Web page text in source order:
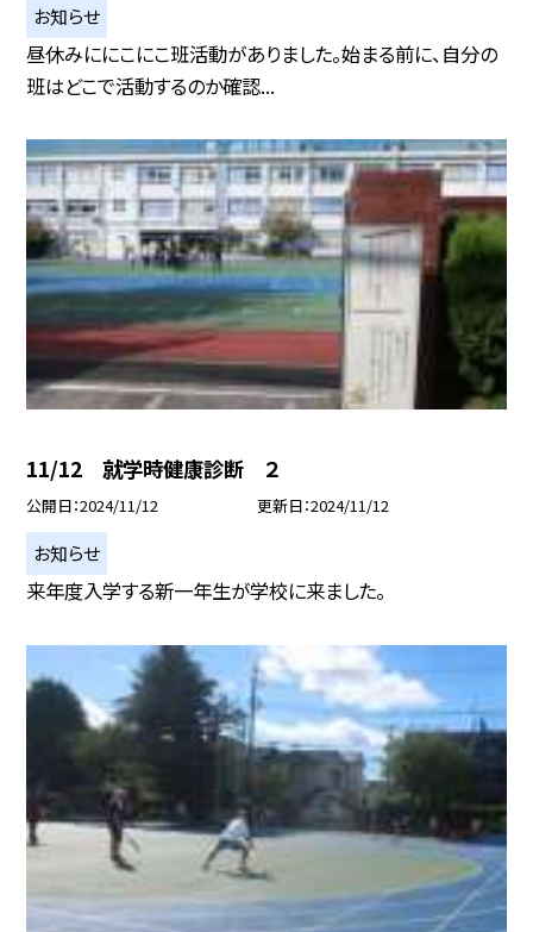
お知らせ
昼休みににこにこ班活動がありました。始まる前に、自分の
班はどこで活動するのか確認...
11/12 就学時健康診断 ２
公開日 2024/11/12 更新日 2024/11/12
お知らせ
来年度入学する新一年生が学校に来ました。